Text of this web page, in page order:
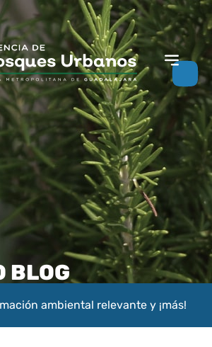
BLOG
ambiental relevante y ¡más!